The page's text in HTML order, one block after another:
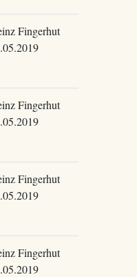
Fingerhut
Fingerhut
Fingerhut
Fingerhut